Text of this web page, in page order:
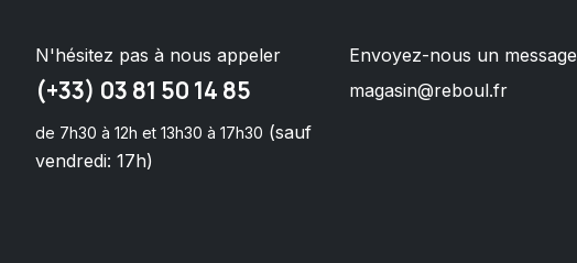
N'hésitez pas à nous appeler
(+33) 03 81 50 14 85
de 7h30 à 12h et 13h30 à 17h30 (sauf
vendredi: 17h)
Envoyez-nous un message
magasin@reboul.fr